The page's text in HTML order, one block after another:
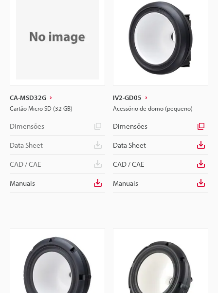
CA-MSD32G
Cartão Micro SD (32 GB)
Dimensões
Data Sheet
CAD / CAE
Manuais
IV2-GD05
Acessório de domo (pequeno)
Dimensões
Data Sheet
CAD / CAE
Manuais